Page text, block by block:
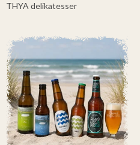
THYA delikatesser